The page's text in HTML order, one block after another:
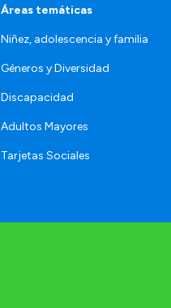
Áreas temáticas
Niñez, adolescencia y familia
Géneros y Diversidad
Discapacidad
Adultos Mayores
Tarjetas Sociales